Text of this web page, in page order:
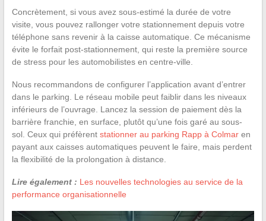
Concrètement, si vous avez sous-estimé la durée de votre
visite, vous pouvez rallonger votre stationnement depuis votre
téléphone sans revenir à la caisse automatique. Ce mécanisme
évite le forfait post-stationnement, qui reste la première source
de stress pour les automobilistes en centre-ville.
Nous recommandons de configurer l’application avant d’entrer
dans le parking. Le réseau mobile peut faiblir dans les niveaux
inférieurs de l’ouvrage. Lancez la session de paiement dès la
barrière franchie, en surface, plutôt qu’une fois garé au sous-
sol. Ceux qui préfèrent stationner au parking Rapp à Colmaren
payant aux caisses automatiques peuvent le faire, mais perdent
la flexibilité de la prolongation à distance.
Lire également : Les nouvelles technologies au service de la
performance organisationnelle